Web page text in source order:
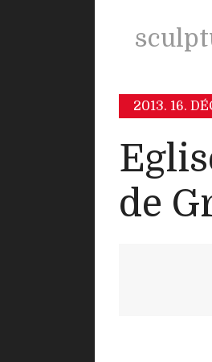
2013. 16.
de